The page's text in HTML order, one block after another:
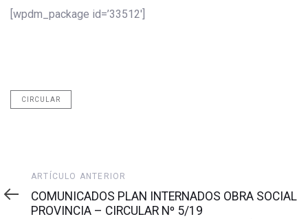
[wpdm_package id=’33512′]
CIRCULAR
Artículo
anterior
ARTÍCULO ANTERIOR
COMUNICADOS PLAN INTERNADOS OBRA SOCIAL
PROVINCIA – CIRCULAR Nº 5/19